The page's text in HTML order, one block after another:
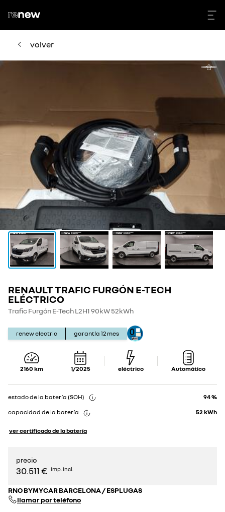
volver
RENAULT TRAFIC FURGÓN E-TECH
ELÉCTRICO
Trafic Furgón E-Tech L2H1 90kW 52kWh
renew electric garantía 12 mes
2160 km 1/2025 eléctrico Automático
estado de la batería (SOH)
Show
details
94 %
capacidad de la batería
Show
details
52 kWh
ver certificado de la batería
precio
30.511 € imp. incl.
RNO BYMYCAR BARCELONA / ESPLUGAS
llamar por teléfono